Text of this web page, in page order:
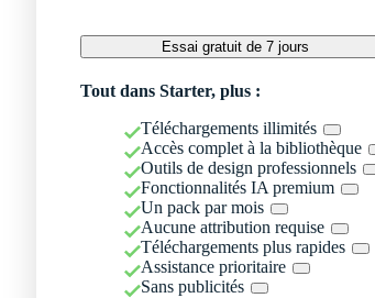
Essai gratuit de 7 jours
Tout dans Starter, plus :
Téléchargements illimités
Accès complet à la bibliothèque
Outils de design professionnels
Fonctionnalités IA premium
Un pack par mois
Aucune attribution requise
Téléchargements plus rapides
Assistance prioritaire
Sans publicités